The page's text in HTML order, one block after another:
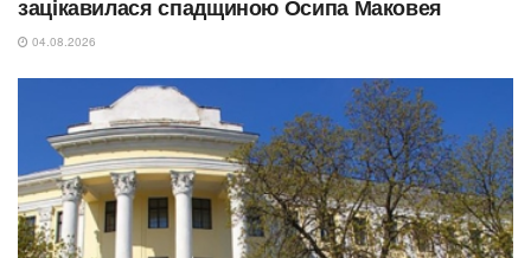
зацікавилася спадщиною Осипа Маковея
04.08.2026